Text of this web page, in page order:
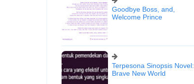
Goodbye Boss, and,
Welcome Prince
Terpesona Sinopsis Novel:
Brave New World